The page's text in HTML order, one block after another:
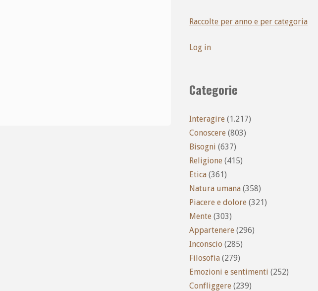
Raccolte per anno e per categoria
Log in
Categorie
Interagire (1.217)
Conoscere (803)
Bisogni (637)
Religione (415)
Etica (361)
Natura umana (358)
Piacere e dolore (321)
Mente (303)
Appartenere (296)
Inconscio (285)
Filosofia (279)
Emozioni e sentimenti (252)
Confliggere (239)